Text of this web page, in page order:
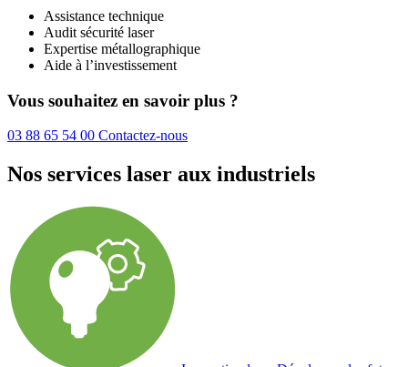
Assistance technique
Audit sécurité laser
Expertise métallographique
Aide à l’investissement
Vous souhaitez en savoir plus ?
03 88 65 54 00 Contactez-nous
Nos services laser aux industriels